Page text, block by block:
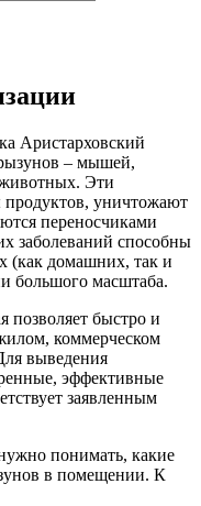
Аристарховский
– мышей,
Эти
продуктов, уничтожают
переносчиками
заболеваний способны
(как домашних, так и
большого масштаба.
позволяет быстро и
коммерческом
выведения
эффективные
заявленным
понимать, какие
в помещении. К